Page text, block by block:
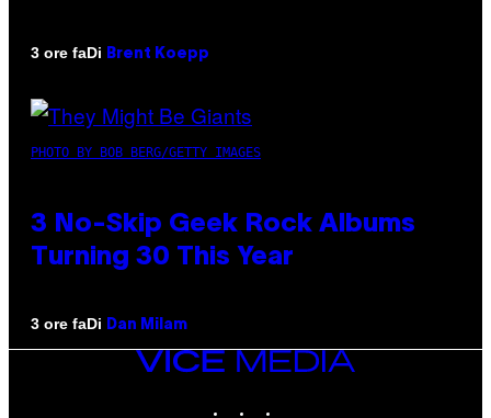
3 ore faDi Brent Koepp
PHOTO BY BOB BERG/GETTY IMAGES
3 No-Skip Geek Rock Albums
Turning 30 This Year
3 ore faDi Dan Milam
VICE
MEDIA